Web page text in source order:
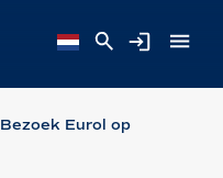
Bezoek Eurol op